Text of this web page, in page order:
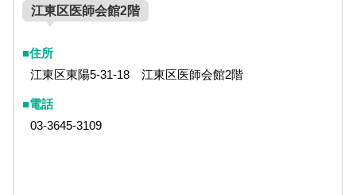
江東区医師会館2階
住所
江東区東陽5-31-18 江東区医師会館2階
電話
03-3645-3109